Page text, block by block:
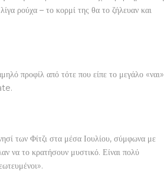
ρούχα – το κορμί της θα το ζήλευαν και
προφίλ από τότε που είπε το μεγάλο «ναι»
των Φίτζι στα μέσα Ιουλίου, σύμφωνα με
να το κρατήσουν μυστικό. Είναι πολύ